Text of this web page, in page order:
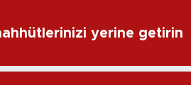
yerine getirin